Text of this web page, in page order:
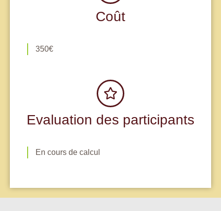
Coût
350€
Evaluation des participants
En cours de calcul